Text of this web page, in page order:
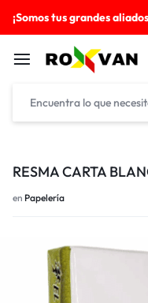
¡Somos tus grandes
RESMA CARTA
en Papelería